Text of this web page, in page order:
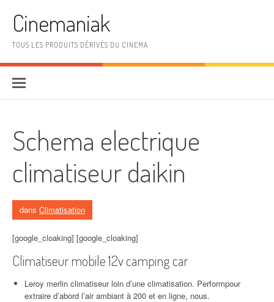
Cinemaniak
TOUS LES PRODUITS DÉRIVÉS DU CINEMA
Schema electrique
climatiseur daikin
dans Climatisation
[google_cloaking] [google_cloaking]
Climatiseur mobile 12v camping car
Leroy merlin climatiseur loin d’une climatisation. Performpour
extraire d’abord l’air ambiant à 200 et en ligne, nous.